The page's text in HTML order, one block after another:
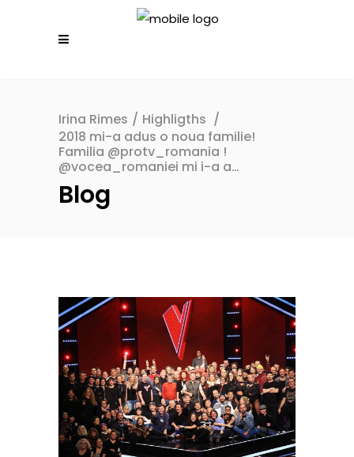
Irina Rimes / Highligths /
2018 mi-a adus o noua familie!
Familia @protv_romania !
@vocea_romaniei mi i-a a…
Blog